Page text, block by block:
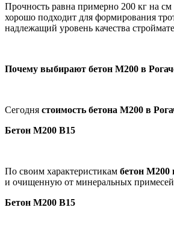
Прочность равна примерно 200 кг на
хорошо подходит для формирования
надлежащий уровень качества
Почему выбирают бетон М200 в
Сегодня стоимость бетона М200 в
Бетон M200 B15
По своим характеристикам бетон М200
и очищенную от минеральных
Бетон M200 B15